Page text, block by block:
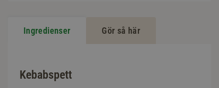
Ingredienser Gör så här
Kebabspett